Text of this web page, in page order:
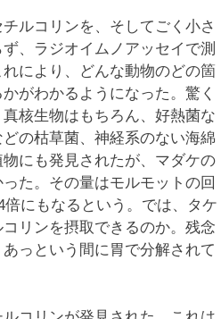
ルコリンを、そしてごく小さ
、ラジオイムノアッセイで測
により、どんな動物のどの箇
がわかるようになった。驚く
核生物はもちろん、好熱菌な
の枯草菌、神経系のない海綿
にも発見されたが、マダケの
た。その量はモルモットの回
にもなるという。では、タケ
リンを摂取できるのか。残念
っという間に胃で分解されて